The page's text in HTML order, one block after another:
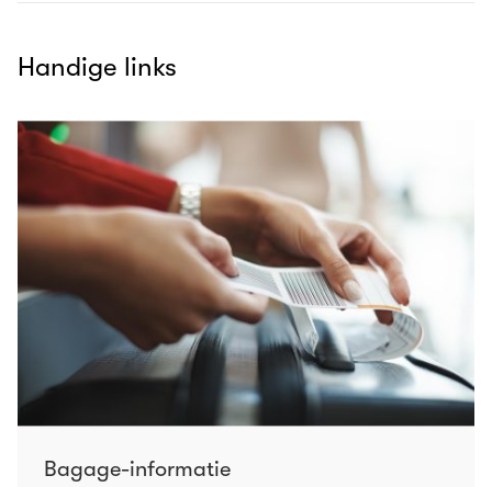
Handige links
Bagage-informatie